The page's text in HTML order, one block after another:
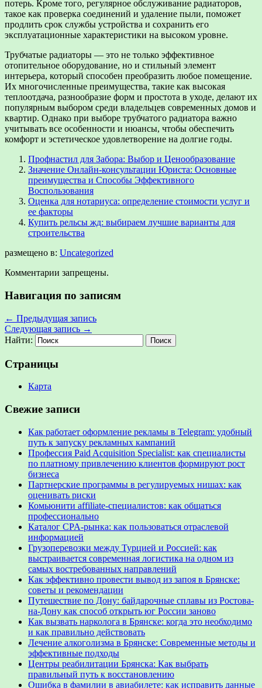
потерь. Кроме того, регулярное обслуживание радиаторов,
такое как проверка соединений и удаление пыли, поможет
продлить срок службы устройства и сохранить его
эксплуатационные характеристики на высоком уровне.
Трубчатые радиаторы — это не только эффективное
отопительное оборудование, но и стильный элемент
интерьера, который способен преобразить любое помещение.
Их многочисленные преимущества, такие как высокая
теплоотдача, разнообразие форм и простота в уходе, делают их
популярным выбором среди владельцев современных домов и
квартир. Однако при выборе трубчатого радиатора важно
учитывать все особенности и нюансы, чтобы обеспечить
комфорт и эстетическое удовлетворение на долгие годы.
Профнастил для Забора: Выбор и Ценообразование
Значение Онлайн-консультации Юриста: Основные
преимущества и Способы Эффективного
Воспользования
Оценка для нотариуса: определение стоимости услуг и
ее факторы
Купить рельсы жд: выбираем лучшие варианты для
строительства
размещено в: Uncategorized
Комментарии запрещены.
Навигация по записям
← Предыдущая запись
Следующая запись →
Найти:
Страницы
Карта
Свежие записи
Как работает оформление рекламы в Telegram: удобный
путь к запуску рекламных кампаний
Профессия Paid Acquisition Specialist: как специалисты
по платному привлечению клиентов формируют рост
бизнеса
Партнерские программы в регулируемых нишах: как
оценивать риски
Комьюнити affiliate-специалистов: как общаться
профессионально
Каталог CPA-рынка: как пользоваться отраслевой
информацией
Грузоперевозки между Турцией и Россией: как
выстраивается современная логистика на одном из
самых востребованных направлений
Как эффективно провести вывод из запоя в Брянске:
советы и рекомендации
Путешествие по Дону: байдарочные сплавы из Ростова-
на-Дону как способ открыть юг России заново
Как вызвать нарколога в Брянске: когда это необходимо
и как правильно действовать
Лечение алкоголизма в Брянске: Современные методы и
эффективные подходы
Центры реабилитации Брянска: Как выбрать
правильный путь к восстановлению
Ошибка в фамилии в авиабилете: как исправить данные